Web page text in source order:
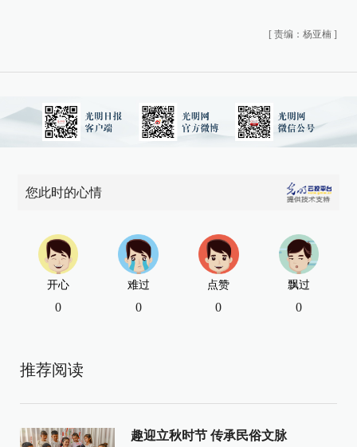
[ 责编：杨亚楠 ]
您此时的心情
开心
0
难过
0
点赞
0
飘过
0
推荐阅读
趣迎立秋时节 传承民俗文脉